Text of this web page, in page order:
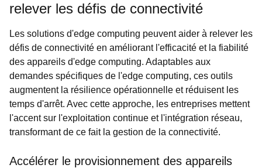
relever les défis de connectivité
Les solutions d'edge computing peuvent aider à relever les
défis de connectivité en améliorant l'efficacité et la fiabilité
des appareils d'edge computing. Adaptables aux
demandes spécifiques de l'edge computing, ces outils
augmentent la résilience opérationnelle et réduisent les
temps d'arrêt. Avec cette approche, les entreprises mettent
l'accent sur l'exploitation continue et l'intégration réseau,
transformant de ce fait la gestion de la connectivité.
Accélérer le provisionnement des appareils